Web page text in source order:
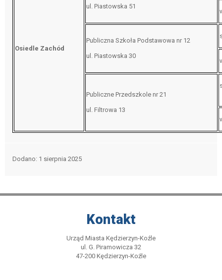
Osiedle Zachód
ul. Piastowska 51
Publiczna Szkoła Podstawowa nr 12
ul. Piastowska 30
Publiczne Przedszkole nr 21
ul. Filtrowa 13
Dodano 1 sierpnia 2025
Kontakt
Urząd Miasta Kędzierzyn-Koźle
ul. G. Piramowicza 32
47-200 Kędzierzyn-Koźle